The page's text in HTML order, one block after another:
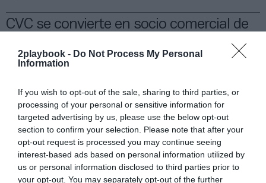
2playbook - Do Not Process My Personal
Information
If you wish to opt-out of the sale, sharing to third parties, or
processing of your personal or sensitive information for
targeted advertising by us, please use the below opt-out
section to confirm your selection. Please note that after your
opt-out request is processed you may continue seeing
interest-based ads based on personal information utilized by
us or personal information disclosed to third parties prior to
your opt-out. You may separately opt-out of the further
CVC se convierte en socio comercial de
aumentar el negocio del circuito y
mejorar las condiciones de las tenistas
Esta operación se firma en un momento de
transición en el circuito: con las estrellas de las últimas
décadas, como Serena Williams y Maria Sharapova, ya
retiradas, y la llegada de talento emergente con Emma
Raducanu, Leylah Fernandez y Coco Gauff, que se
suman a otras tenistas consolidadas en el circuito
como la tunecina Ons Jabeur y la polaca Iga Swiatek.